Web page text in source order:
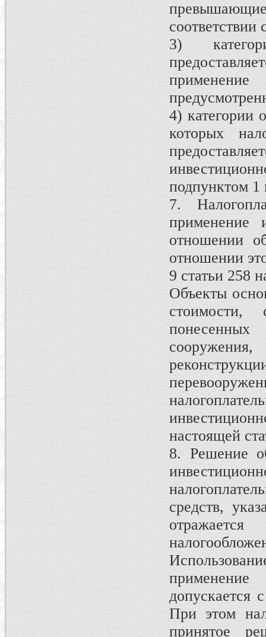
превышающие
соответствии
3)
применение
4) категории
которых
подпунктом 1
7.
применение
отношении
отношении
9 статьи 258
Объекты
стоимости,
понесенных
настоящей
8. Решение
средств,
применение
допускается
При этом
принятое